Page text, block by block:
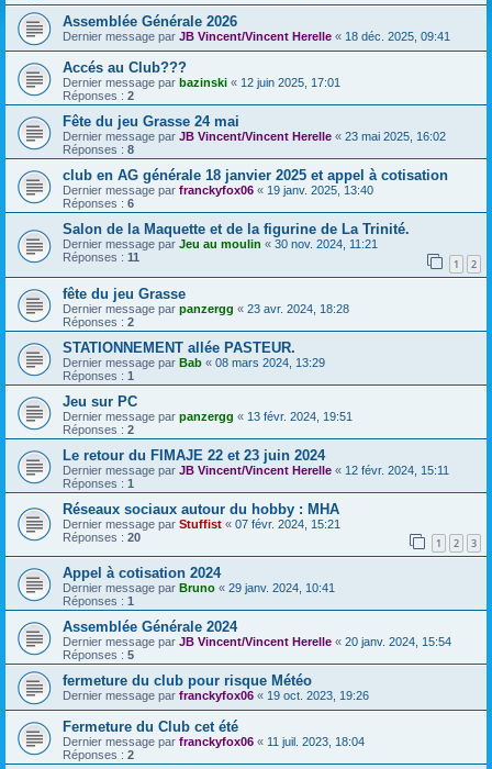
Assemblée Générale 2026
Dernier message par JB Vincent/Vincent Herelle « 18 déc. 2025, 09:41
Accés au Club???
Dernier message par bazinski « 12 juin 2025, 17:01
Réponses : 2
Fête du jeu Grasse 24 mai
Dernier message par JB Vincent/Vincent Herelle « 23 mai 2025, 16:02
Réponses : 8
club en AG générale 18 janvier 2025 et appel à cotisation
Dernier message par franckyfox06 « 19 janv. 2025, 13:40
Réponses : 6
Salon de la Maquette et de la figurine de La Trinité.
Dernier message par Jeu au moulin « 30 nov. 2024, 11:21
Réponses : 11 1 2
fête du jeu Grasse
Dernier message par panzergg « 23 avr. 2024, 18:28
Réponses : 2
STATIONNEMENT allée PASTEUR.
Dernier message par Bab « 08 mars 2024, 13:29
Réponses : 1
Jeu sur PC
Dernier message par panzergg « 13 févr. 2024, 19:51
Réponses : 2
Le retour du FIMAJE 22 et 23 juin 2024
Dernier message par JB Vincent/Vincent Herelle « 12 févr. 2024, 15:11
Réponses : 1
Réseaux sociaux autour du hobby : MHA
Dernier message par Stuffist « 07 févr. 2024, 15:21
Réponses : 20 1 2 3
Appel à cotisation 2024
Dernier message par Bruno « 29 janv. 2024, 10:41
Réponses : 1
Assemblée Générale 2024
Dernier message par JB Vincent/Vincent Herelle « 20 janv. 2024, 15:54
Réponses : 5
fermeture du club pour risque Météo
Dernier message par franckyfox06 « 19 oct. 2023, 19:26
Fermeture du Club cet été
Dernier message par franckyfox06 « 11 juil. 2023, 18:04
Réponses : 2